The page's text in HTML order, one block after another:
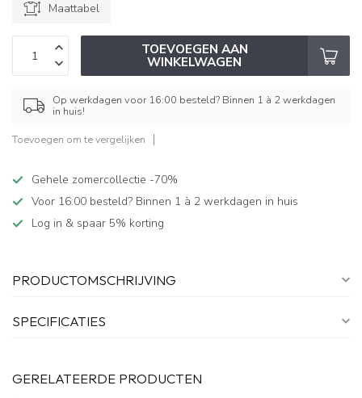
Maattabel
TOEVOEGEN AAN
WINKELWAGEN
Op werkdagen voor 16:00 besteld? Binnen 1 à 2 werkdagen
in huis!
Toevoegen om te vergelijken
Gehele zomercollectie -70%
Voor 16:00 besteld? Binnen 1 à 2 werkdagen in huis
Log in & spaar 5% korting
PRODUCTOMSCHRIJVING
SPECIFICATIES
GERELATEERDE PRODUCTEN